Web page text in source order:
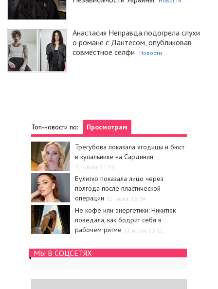
Анастасия Неправда подогрела слухи
о романе с Дантесом, опубликовав
совместное селфи
Новости
Топ-новости по: Просмотрам
Трегубова показала ягодицы и бюст
в купальнике на Сардинии
31 июля, 21:36
Булитко показала лицо через
полгода после пластической
операции 31 июля, 18:04
Не кофе или энергетики: Никитюк
поведала, как бодрит себя в
рабочем ритме 31 июля, 23:11
МЫ В СОЦСЕТЯХ